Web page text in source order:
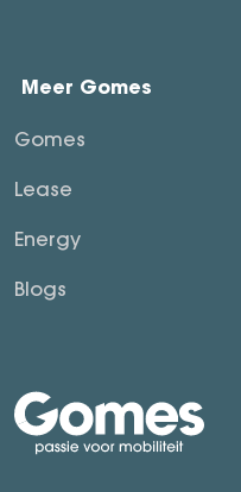
Meer Gomes
Gomes
Lease
Energy
Blogs